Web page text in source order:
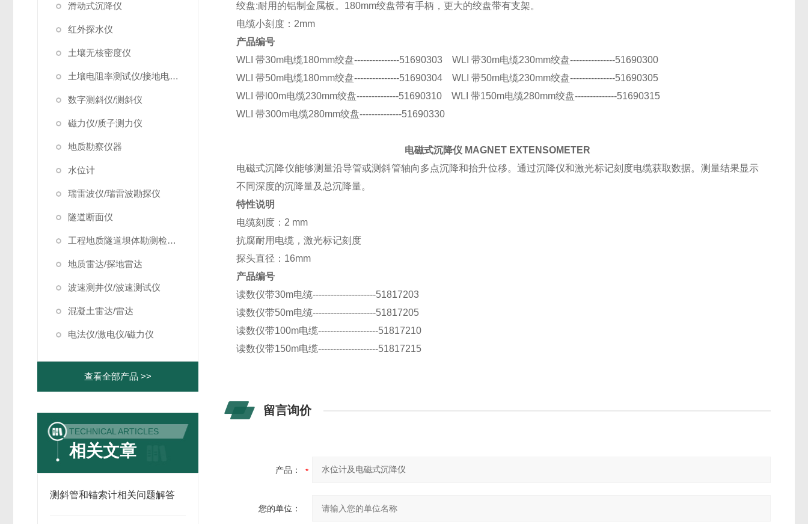
滑动式沉降仪
红外探水仪
土壤无核密度仪
土壤电阻率测试仪/接地电阻测试仪
数字测斜仪/测斜仪
磁力仪/质子测力仪
地质勘察仪器
水位计
瑞雷波仪/瑞雷波勘探仪
隧道断面仪
工程地质隧道坝体勘测检测仪器
地质雷达/探地雷达
波速测井仪/波速测试仪
混凝土雷达/雷达
电法仪/激电仪/磁力仪
查看全部产品 >>
TECHNICAL ARTICLES
相关文章
测斜管和锚索计相关问题解答
绞盘:耐用的铝制金属板。180mm绞盘带有手柄，更大的绞盘带有支架。
电缆小刻度：2mm
产品编号
WLI 带30m电缆180mm绞盘---------------51690303 WLI 带30m电缆230mm绞盘---------------51690300
WLI 带50m电缆180mm绞盘---------------51690304 WLI 带50m电缆230mm绞盘---------------51690305
WLI 带l00m电缆230mm绞盘--------------51690310 WLI 带150m电缆280mm绞盘--------------51690315
WLI 带300m电缆280mm绞盘--------------51690330
电磁式沉降仪 MAGNET EXTENSOMETER
电磁式沉降仪能够测量沿导管或测斜管轴向多点沉降和抬升位移。通过沉降仪和激光标记刻度电缆获取数据。测量结果显示
不同深度的沉降量及总沉降量。
特性说明
电缆刻度：2 mm
抗腐耐用电缆，激光标记刻度
探头直径：16mm
产品编号
读数仪带30m电缆---------------------51817203
读数仪带50m电缆---------------------51817205
读数仪带100m电缆--------------------51817210
读数仪带150m电缆--------------------51817215
留言询价
产品：
您的单位：